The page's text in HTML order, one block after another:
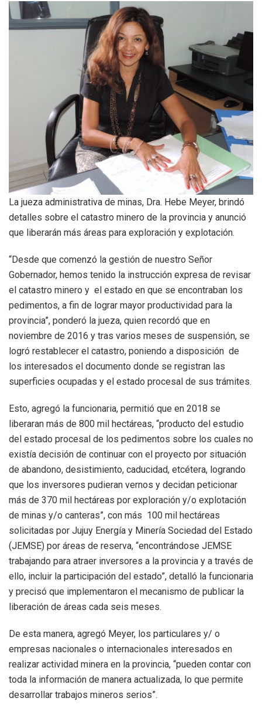
La jueza administrativa de minas, Dra. Hebe Meyer, brindó
detalles sobre el catastro minero de la provincia y anunció
que liberarán más áreas para exploración y explotación.
“Desde que comenzó la gestión de nuestro Señor
Gobernador, hemos tenido la instrucción expresa de revisar
el catastro minero y el estado en que se encontraban los
pedimentos, a fin de lograr mayor productividad para la
provincia”, ponderó la jueza, quien recordó que en
noviembre de 2016 y tras varios meses de suspensión, se
logró restablecer el catastro, poniendo a disposición de
los interesados el documento donde se registran las
superficies ocupadas y el estado procesal de sus trámites.
Esto, agregó la funcionaria, permitió que en 2018 se
liberaran más de 800 mil hectáreas, “producto del estudio
del estado procesal de los pedimentos sobre los cuales no
existía decisión de continuar con el proyecto por situación
de abandono, desistimiento, caducidad, etcétera, logrando
que los inversores pudieran vernos y decidan peticionar
más de 370 mil hectáreas por exploración y/o explotación
de minas y/o canteras”, con más 100 mil hectáreas
solicitadas por Jujuy Energía y Minería Sociedad del Estado
(JEMSE) por áreas de reserva, “encontrándose JEMSE
trabajando para atraer inversores a la provincia y a través de
ello, incluir la participación del estado”, detalló la funcionaria
y precisó que implementaron el mecanismo de publicar la
liberación de áreas cada seis meses.
De esta manera, agregó Meyer, los particulares y/ o
empresas nacionales o internacionales interesados en
realizar actividad minera en la provincia, “pueden contar con
toda la información de manera actualizada, lo que permite
desarrollar trabajos mineros serios”.